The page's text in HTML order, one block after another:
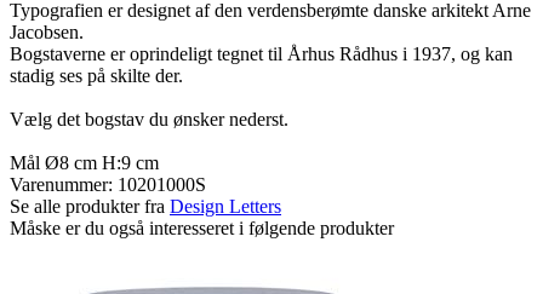
Typografien er designet af den verdensberømte danske arkitekt Arne
Jacobsen.
Bogstaverne er oprindeligt tegnet til Århus Rådhus i 1937, og kan
stadig ses på skilte der.
Vælg det bogstav du ønsker nederst.
Mål Ø8 cm H:9 cm
Varenummer: 10201000S
Se alle produkter fra Design Letters
Måske er du også interesseret i følgende produkter